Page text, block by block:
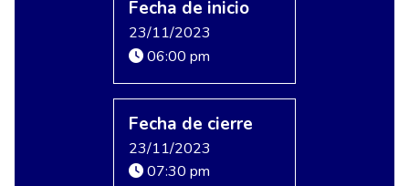
Fecha de inicio
23/11/2023
06:00 pm
Fecha de cierre
23/11/2023
07:30 pm